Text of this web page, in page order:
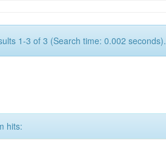
1-3 of 3 (Search time: 0.002 seconds).
hits: